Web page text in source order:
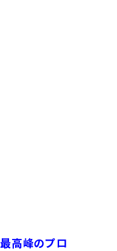
高峰のプロ